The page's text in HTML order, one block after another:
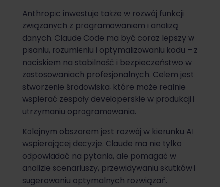
Anthropic inwestuje także w rozwój funkcji
związanych z programowaniem i analizą
danych. Claude Code ma być coraz lepszy w
pisaniu, rozumieniu i optymalizowaniu kodu – z
naciskiem na stabilność i bezpieczeństwo w
zastosowaniach profesjonalnych. Celem jest
stworzenie środowiska, które może realnie
wspierać zespoły developerskie w produkcji i
utrzymaniu oprogramowania.
Kolejnym obszarem jest rozwój w kierunku AI
wspierającej decyzje. Claude ma nie tylko
odpowiadać na pytania, ale pomagać w
analizie scenariuszy, przewidywaniu skutków i
sugerowaniu optymalnych rozwiązań.